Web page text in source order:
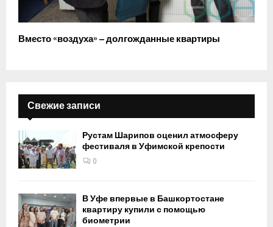
Вместо «воздуха» – долгожданные квартиры
Свежие записи
Рустам Шарипов оценил атмосферу
фестиваля в Уфимской крепости
0
В Уфе впервые в Башкортостане
квартиру купили с помощью
биометрии